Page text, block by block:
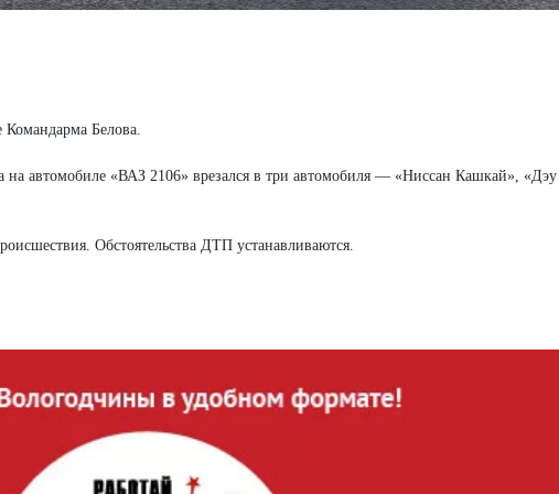
Белова.
автомобиле «ВАЗ 2106» врезался в три автомобиля — «Ниссан Кашкай»,
Обстоятельства ДТП устанавливаются.